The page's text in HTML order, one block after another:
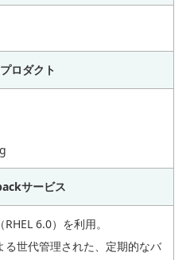
ロダクト
サービス
6.0）を利用。
る世代管理された、定期的なバ